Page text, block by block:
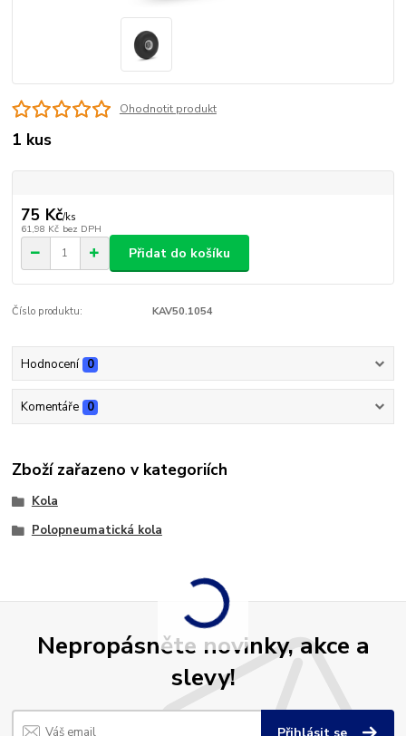
Ohodnotit produkt
1 kus
75 Kč/ks
61,98 Kč bez DPH
Přidat do košíku
Číslo produktu: KAV50.1054
Hodnocení 0
Komentáře 0
Zboží zařazeno v kategoriích
Kola
Polopneumatická kola
Nepropásněte novinky, akce a
slevy!
Přihlásit se